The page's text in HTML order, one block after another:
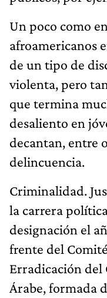
Un poco como
afroamericanos
de un tipo de
violenta, pero
que termina
desaliento en
decantan, entre
delincuencia.
Criminalidad.
la carrera
designación el
frente del
Erradicación del
Árabe, formada